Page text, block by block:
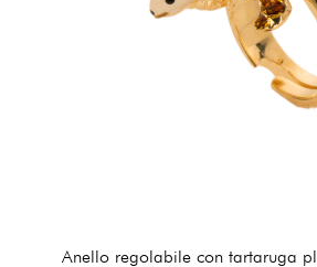
Anello regolabile con tartaruga